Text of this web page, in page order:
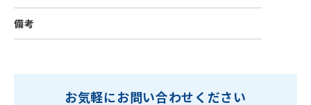
備考
お気軽にお問い合わせください